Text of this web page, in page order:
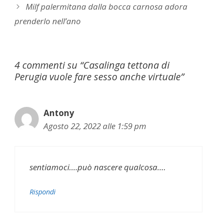
Milf palermitana dalla bocca carnosa adora
prenderlo nell’ano
4 commenti su “Casalinga tettona di
Perugia vuole fare sesso anche virtuale”
Antony
Agosto 22, 2022 alle 1:59 pm
sentiamoci….può nascere qualcosa….
Rispondi